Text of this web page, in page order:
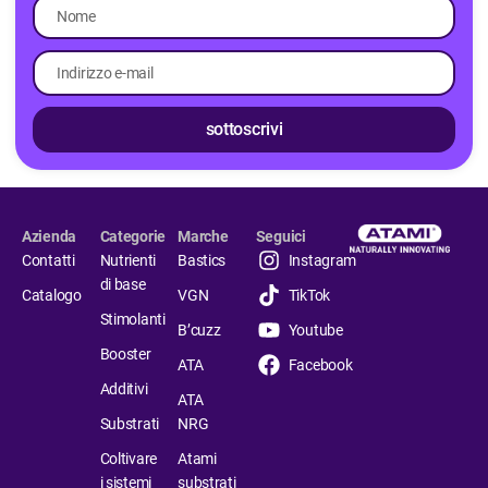
sottoscrivi
Azienda
Contatti
Catalogo
Categorie
Nutrienti
di base
Stimolanti
Booster
Additivi
Substrati
Coltivare
i sistemi
Marche
Bastics
VGN
B’cuzz
ATA
ATA
NRG
Atami
substrati
Seguici
Instagram
TikTok
Youtube
Facebook